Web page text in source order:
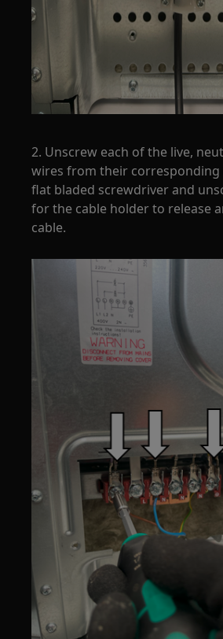
2. Unscrew each of the live,
wires from their
flat bladed screwdriver and
for the cable holder to release
cable.